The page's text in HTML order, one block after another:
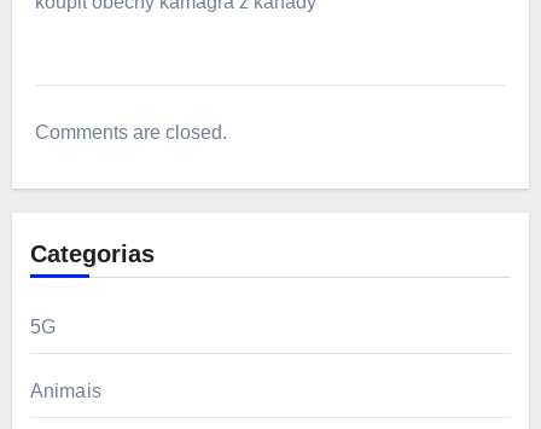
Comments are closed.
Categorias
5G
Animais